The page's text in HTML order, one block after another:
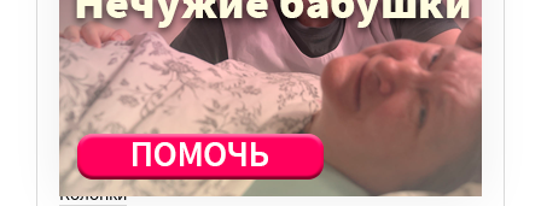
ТЕМЫ
Вера
Законы
История
Колонки